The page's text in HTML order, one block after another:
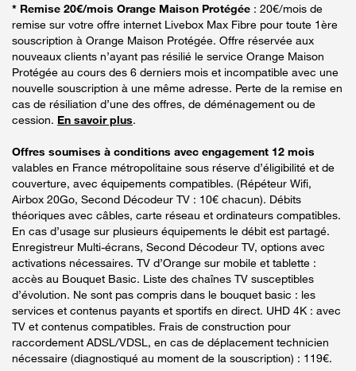
* Remise 20€/mois Orange Maison Protégée : 20€/mois de
remise sur votre offre internet Livebox Max Fibre pour toute 1ère
souscription à Orange Maison Protégée. Offre réservée aux
nouveaux clients n’ayant pas résilié le service Orange Maison
Protégée au cours des 6 derniers mois et incompatible avec une
nouvelle souscription à une même adresse. Perte de la remise en
cas de résiliation d’une des offres, de déménagement ou de
cession. En savoir plus.
Offres soumises à conditions avec engagement 12 mois
valables en France métropolitaine sous réserve d’éligibilité et de
couverture, avec équipements compatibles. (Répéteur Wifi,
Airbox 20Go, Second Décodeur TV : 10€ chacun). Débits
théoriques avec câbles, carte réseau et ordinateurs compatibles.
En cas d’usage sur plusieurs équipements le débit est partagé.
Enregistreur Multi-écrans, Second Décodeur TV, options avec
activations nécessaires. TV d’Orange sur mobile et tablette :
accès au Bouquet Basic. Liste des chaînes TV susceptibles
d’évolution. Ne sont pas compris dans le bouquet basic : les
services et contenus payants et sportifs en direct. UHD 4K : avec
TV et contenus compatibles. Frais de construction pour
raccordement ADSL/VDSL, en cas de déplacement technicien
nécessaire (diagnostiqué au moment de la souscription) : 119€.